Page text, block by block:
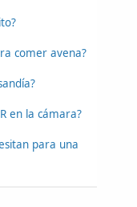
comer avena?
en la cámara?
para una